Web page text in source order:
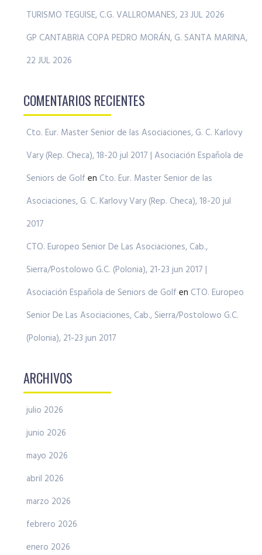
TURISMO TEGUISE, C.G. VALLROMANES, 23 JUL 2026
GP CANTABRIA COPA PEDRO MORÁN, G. SANTA MARINA,
22 JUL 2026
COMENTARIOS RECIENTES
Cto. Eur. Master Senior de las Asociaciones, G. C. Karlovy
Vary (Rep. Checa), 18-20 jul 2017 | Asociación Española de
Seniors de Golf en Cto. Eur. Master Senior de las
Asociaciones, G. C. Karlovy Vary (Rep. Checa), 18-20 jul
2017
CTO. Europeo Senior De Las Asociaciones, Cab.,
Sierra/Postolowo G.C. (Polonia), 21-23 jun 2017 |
Asociación Española de Seniors de Golf en CTO. Europeo
Senior De Las Asociaciones, Cab., Sierra/Postolowo G.C.
(Polonia), 21-23 jun 2017
ARCHIVOS
julio 2026
junio 2026
mayo 2026
abril 2026
marzo 2026
febrero 2026
enero 2026